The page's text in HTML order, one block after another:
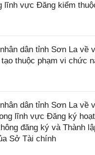
vực Đăng kiểm
dân tỉnh Sơn La về
thuộc phạm vi chức
dân tỉnh Sơn La về
lĩnh vực Đăng ký
đăng ký và Thành
Sở Tài chính